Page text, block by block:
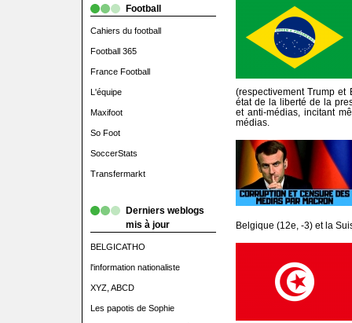
Football
Cahiers du football
Football 365
France Football
L'équipe
Maxifoot
So Foot
SoccerStats
Transfermarkt
Derniers weblogs
mis à jour
BELGICATHO
l'information nationaliste
XYZ, ABCD
Les papotis de Sophie
(respectivement Trump et
état de la liberté de la
et anti-médias, incitant
médias.
Belgique (12e, -3) et la